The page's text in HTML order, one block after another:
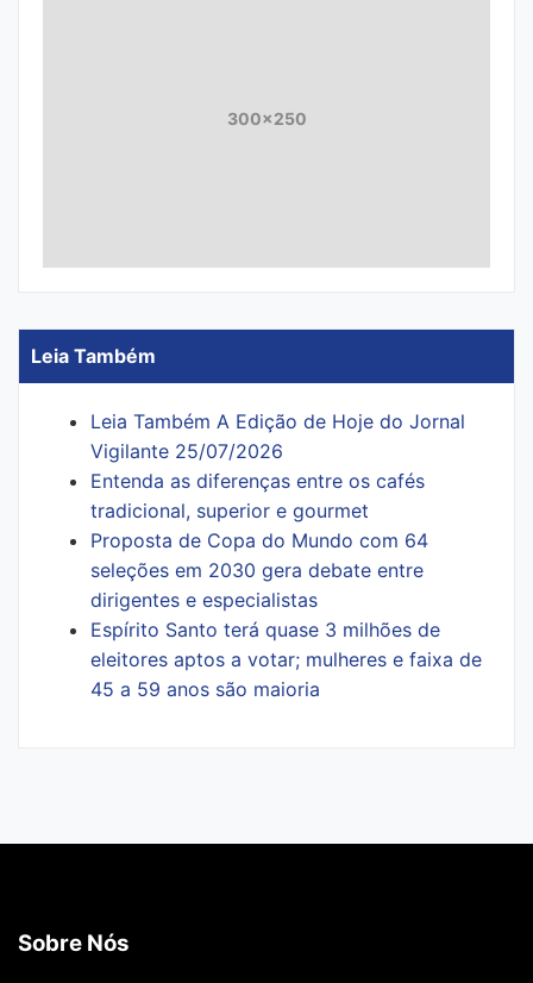
300x250
Leia Também
Leia Também A Edição de Hoje do Jornal
Vigilante 25/07/2026
Entenda as diferenças entre os cafés
tradicional, superior e gourmet
Proposta de Copa do Mundo com 64
seleções em 2030 gera debate entre
dirigentes e especialistas
Espírito Santo terá quase 3 milhões de
eleitores aptos a votar; mulheres e faixa de
45 a 59 anos são maioria
Sobre Nós